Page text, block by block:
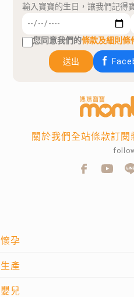
輸入寶寶的生日，讓我們記得
您同意我們的條款及細則條
送出
懷孕
生產
嬰兒
關於我們全站條款訂閱